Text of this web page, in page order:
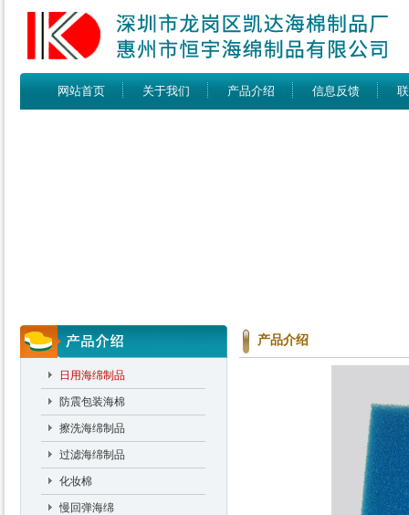
网站首页 关于我们 产品介绍 信息反馈
日用海绵制品
防震包装海棉
擦洗海绵制品
过滤海绵制品
化妆棉
慢回弹海绵
产品介绍